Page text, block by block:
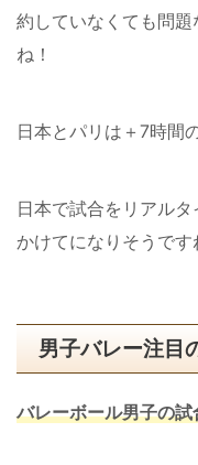
約していなくても問
ね！
日本とパリは＋7時間
日本で試合をリアル
かけてになりそうです
男子バレー注目
バレーボール男子の